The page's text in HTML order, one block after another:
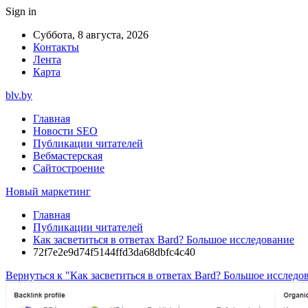
Sign in
Суббота, 8 августа, 2026
Контакты
Лента
Карта
blv.by
Главная
Новости SEO
Публикации читателей
Вебмастерская
Сайтостроение
Новый маркетинг
Главная
Публикации читателей
Как засветиться в ответах Bard? Большое исследование
72f7e2e9d74f5144ffd3da68dbfc4c40
Вернуться к "Как засветиться в ответах Bard? Большое